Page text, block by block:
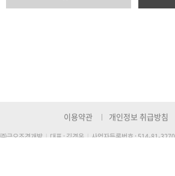
이용약관 개인정보 취급방침
㈜금오조경개발 | 대표 : 김경옥 | 사업자등록번호 : 514-81-